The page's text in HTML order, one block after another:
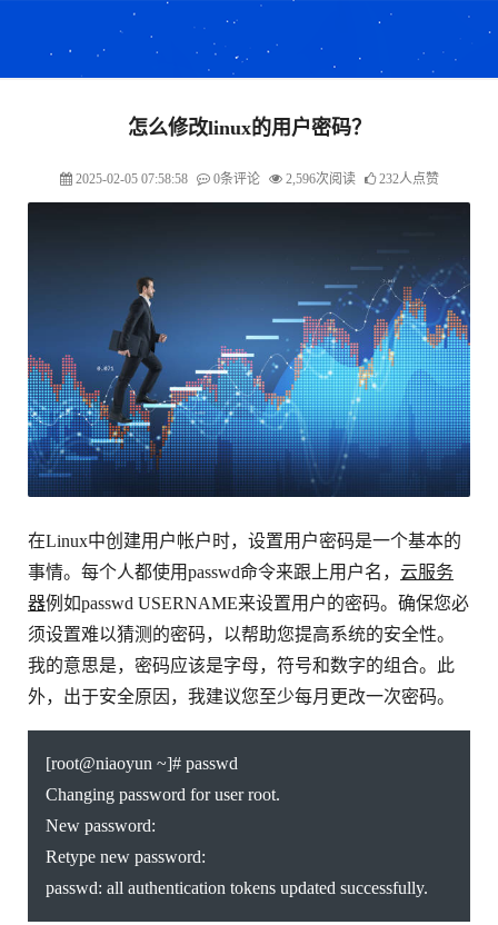
怎么修改linux的用户密码？
2025-02-05 07:58:58 0条评论 2,596次阅读 232人点赞
在Linux中创建用户帐户时，设置用户密码是一个基本的
事情。每个人都使用passwd命令来跟上用户名， 云服务
器例如passwd USERNAME来设置用户的密码。确保您必
须设置难以猜测的密码，以帮助您提高系统的安全性。
我的意思是，密码应该是字母，符号和数字的组合。此
外，出于安全原因，我建议您至少每月更改一次密码。
[root@niaoyun ~]# passwd
Changing password for user root.
New password:
Retype new password:
passwd: all authentication tokens updated successfully.